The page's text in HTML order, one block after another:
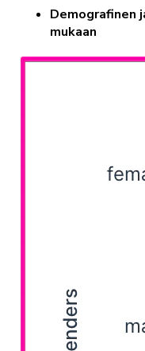
Demografinen
mukaan